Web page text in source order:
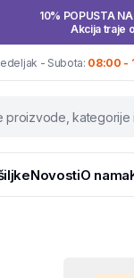
10% POPUSTA
Akcija traje
- Subota: 08:00 -
NovostiO nama